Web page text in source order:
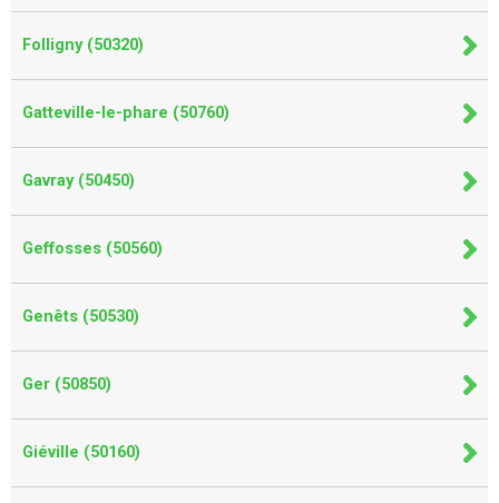
Folligny (50320)
Gatteville-le-phare (50760)
Gavray (50450)
Geffosses (50560)
Genêts (50530)
Ger (50850)
Giéville (50160)